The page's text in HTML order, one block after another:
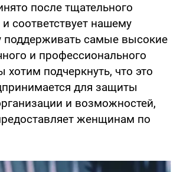
после тщательного
соответствует нашему
поддерживать самые высокие
и профессионального
подчеркнуть, что это
для защиты
и возможностей,
женщинам по